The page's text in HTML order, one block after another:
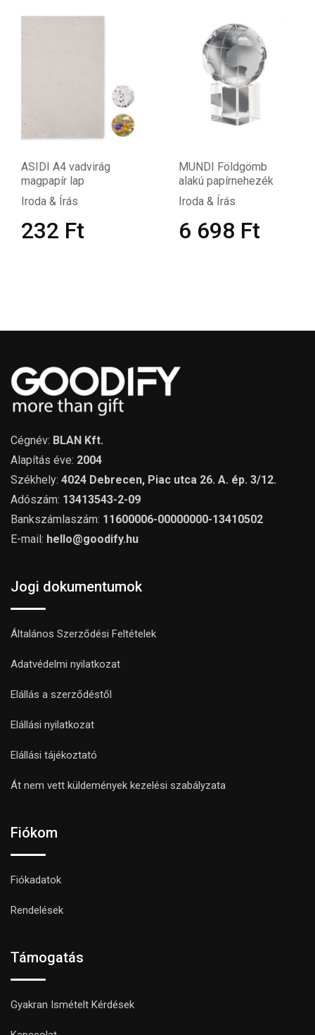
ASIDI A4 vadvirág
magpapír lap
Iroda & Írás
232 Ft
MUNDI Földgömb
alakú papírnehezék
Iroda & Írás
6 698 Ft
Cégnév: BLAN Kft.
Alapítás éve: 2004
Székhely: 4024 Debrecen, Piac utca 26. A. ép. 3/12.
Adószám: 13413543-2-09
Bankszámlaszám: 11600006-00000000-13410502
E-mail: hello@goodify.hu
Jogi dokumentumok
Általános Szerződési Feltételek
Adatvédelmi nyilatkozat
Elállás a szerződéstől
Elállási nyilatkozat
Elállási tájékoztató
Át nem vett küldemények kezelési szabályzata
Fiókom
Fiókadatok
Rendelések
Támogatás
Gyakran Ismételt Kérdések